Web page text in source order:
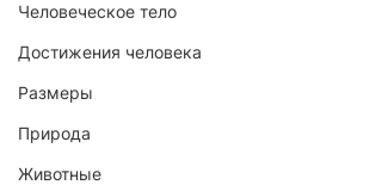
Человеческое тело
Достижения человека
Размеры
Природа
Животные